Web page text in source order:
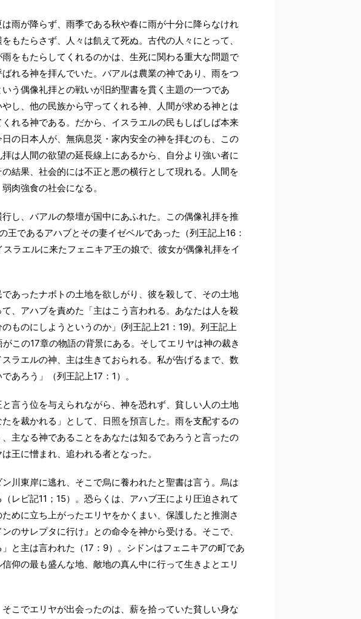
雨が降らず、雨季である秋や春に雨が十分に降らなけれ
もたらさず、人々は飢えて死ぬ。古代の人々にとって、
をもたらしてくれるのかは、生死に関わる重大な問題で
れる神を拝んでいた。バアルは農業の神であり、雨をつ
う偶像礼拝との戦いが旧約聖書を貫く主題の一つであ
し、他の民族から守ってくれる神、人間が求める神とは
れる神である。だから、イスラエルの民もしばしば本来
の日本人が、無病息災・家内安全の神を拝むのも、この
は人間の欲望の延長線上にあるから、自分より強い者に
結果、社会的には不正と悪の横行として現れる。人間を
肉強食の社会になる。
し、バアルの祭壇が国中にあふれた。この偶像礼拝を推
王であるアハブとその妻イゼベルであった（列王記上16：
ラエルに来たフェニキア王の娘で、彼女が偶像礼拝をイ
あったナボトの土地を欲しがり、彼を殺して、その土地
、アハブを責めた「主はこう言われる。あなたは人を殺
ものにしようというのか」(列王記上21：19)。列王記上
この17章の物語の背景にある。そしてエリヤは神の裁き
ラエルの神、主は生きておられる。私が告げるまで、数
あろう」（列王記上17：1）。
言う位を与えられながら、神を恐れず、貧しい人の土地
を裁かれる」として、日照を預言した。雨を支配するの
主なる神であることをあなたは知るであろうと言ったの
王に憎まれ、追われる者となった。
川東岸に逃れ、そこで烏に養われたと聖書は言う。烏は
レビ記11；15）。恐らくは、アハブ王により圧迫されて
めに立ち上がったエリヤをかくまい、保護したと推測さ
のサレプタに行け』との命令を神から受ける。そこで、
」と主は言われた（17：9）。シドンはフェニキアの町であ
仰の最も盛んな地、敵地の真ん中に行って生きよとエリ
こでエリヤが出会ったのは、薪を拾っていた貧しい身な